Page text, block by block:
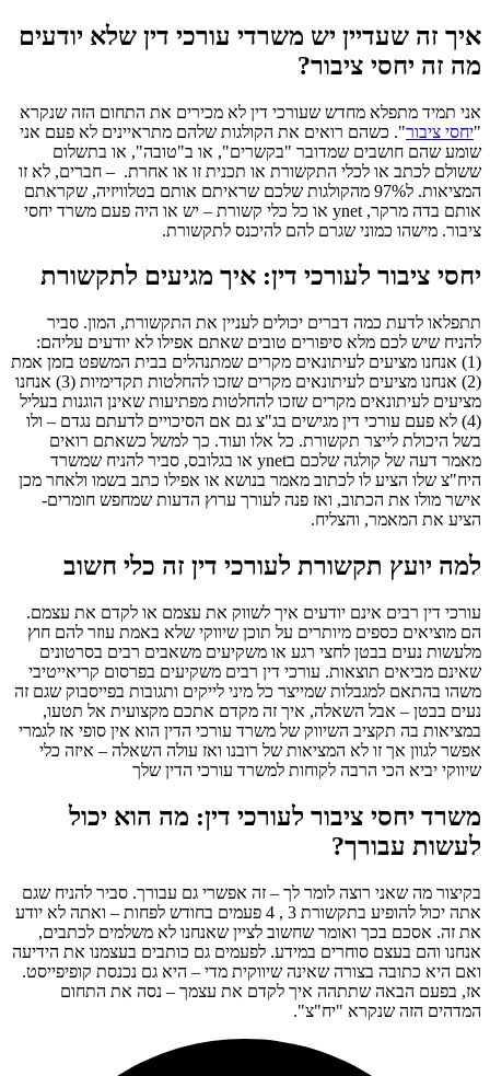
איך זה שעדיין יש משרדי עורכי דין שלא יודעים
מה זה יחסי ציבור?
אני תמיד מתפלא מחדש שעורכי דין לא מכירים את התחום הזה שנקרא
"יחסי ציבור". כשהם רואים את הקולגות שלהם מתראיינים לא פעם אני
שומע שהם חושבים שמדובר "בקשרים", או ב"טובה", או בתשלום
ששולם לכתב או לכלי התקשורת או תכנית זו או אחרת. – חברים, לא זו
המציאות. ל97% מהקולגות שלכם שראיתם אותם בטלוויזיה, שקראתם
אותם בדה מרקר, ynet או כל כלי קשורת – יש או היה פעם משרד יחסי
ציבור. מישהו כמוני שגרם להם להיכנס לתקשורת.
יחסי ציבור לעורכי דין: איך מגיעים לתקשורת
תתפלאו לדעת כמה דברים יכולים לעניין את התקשורת, המון. סביר
להניח שיש לכם מלא סיפורים טובים שאתם אפילו לא יודעים עליהם:
(1) אנחנו מציעים לעיתונאים מקרים שמתנהלים בבית המשפט בזמן אמת
(2) אנחנו מציעים לעיתונאים מקרים שזכו להחלטות תקדימיות (3) אנחנו
מציעים לעיתונאים מקרים שזכו להחלטות מפתיעות שאינן הוגנות בעליל
(4) לא פעם עורכי דין מגישים בג"צ גם אם הסיכויים לדעתם נגדם – ולו
בשל היכולת לייצר תקשורת. כל אלו ועוד. כך למשל כשאתם רואים
מאמר דעה של קולגה שלכם בynet או בגלובס, סביר להניח שמשרד
היח"צ שלו הציע לו לכתוב מאמר בנושא או אפילו כתב בשמו ולאחר מכן
אישר מולו את הכתוב, ואז פנה לעורך ערוץ הדעות שמחפש חומרים-
הציע את המאמר, והצליח.
למה יועץ תקשורת לעורכי דין זה כלי חשוב
עורכי דין רבים אינם יודעים איך לשווק את עצמם או לקדם את עצמם.
הם מוציאים כספים מיותרים על תוכן שיווקי שלא באמת עוזר להם חוץ
מלעשות נעים בבטן לחצי רגע או משקיעים משאבים רבים בסרטונים
שאינם מביאים תוצאות. עורכי דין רבים משקיעים בפרסום קריאייטיבי
משהו בהתאם למגבלות שמייצר כל מיני לייקים ותגובות בפייסבוק שגם זה
נעים בבטן – אבל השאלה, איך זה מקדם אתכם מקצועית אל תטעו,
במציאות בה תקציב השיווק של משרד עורכי הדין הוא אין סופי אז לגמרי
אפשר לגוון אך זו לא המציאות של רובנו ואז עולה השאלה – איזה כלי
שיווקי יביא הכי הרבה לקוחות למשרד עורכי הדין שלך
משרד יחסי ציבור לעורכי דין: מה הוא יכול
לעשות עבורך?
בקיצור מה שאני רוצה לומר לך – זה אפשרי גם עבורך. סביר להניח שגם
אתה יכול להופיע בתקשורת 3 , 4 פעמים בחודש לפחות – ואתה לא יודע
את זה. אסכם בכך ואומר שחשוב לציין שאנחנו לא משלמים לכתבים,
אנחנו והם בעצם סוחרים במידע. לפעמים גם כותבים בעצמנו את הידיעה
ואם היא כתובה בצורה שאינה שיווקית מדי – היא גם נכנסת קופיפייסט.
אז, בפעם הבאה שתתהה איך לקדם את עצמך – נסה את התחום
המדהים הזה שנקרא "יח"צ".